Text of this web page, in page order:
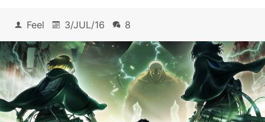
Feel 3/JUL/16 8